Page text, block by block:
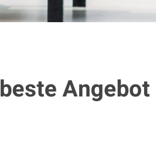
beste Angebot